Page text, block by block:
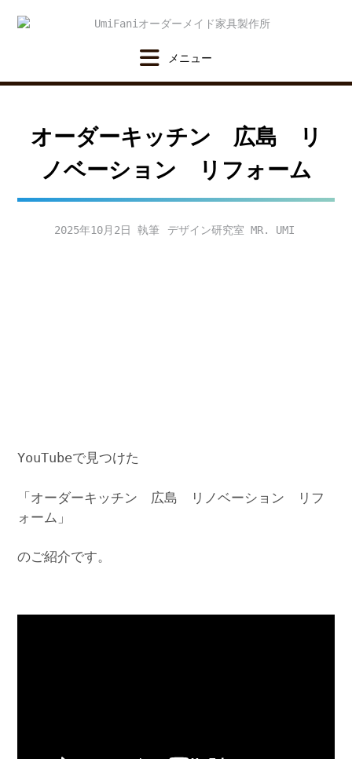
オーダーキッチン 広島 リ
ノベーション リフォーム
2025年10月2日 デザイン研究室 MR. UMI
YouTubeで見つけた
「オーダーキッチン 広島 リノベーション リフ
ォーム」
のご紹介です。